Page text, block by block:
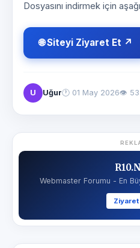
Dosyasını indirmek için
🌐 Siteyi Ziyaret Et ↗
U Uğur🕐 01 May 2026👁 53
Webmaster Forumu - En